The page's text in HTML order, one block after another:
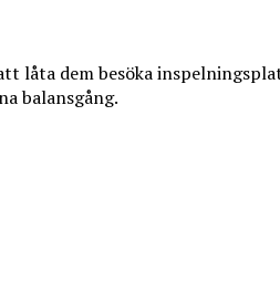
låta dem besöka
balansgång.